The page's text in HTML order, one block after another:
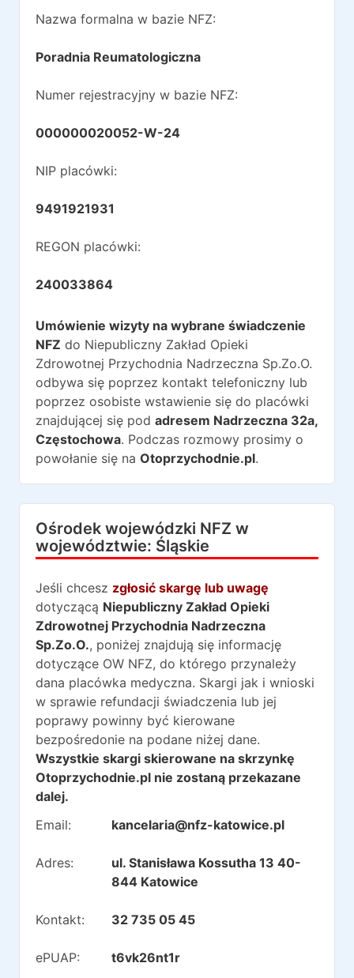
Nazwa formalna w bazie NFZ:
Poradnia Reumatologiczna
Numer rejestracyjny w bazie NFZ:
000000020052-W-24
NIP placówki:
9491921931
REGON placówki:
240033864
Umówienie wizyty na wybrane świadczenie
NFZ do Niepubliczny Zakład Opieki
Zdrowotnej Przychodnia Nadrzeczna Sp.Zo.O.
odbywa się poprzez kontakt telefoniczny lub
poprzez osobiste wstawienie się do placówki
znajdującej się pod adresem Nadrzeczna 32a,
Częstochowa. Podczas rozmowy prosimy o
powołanie się na Otoprzychodnie.pl.
Ośrodek wojewódzki NFZ w
województwie: Śląskie
Jeśli chcesz zgłosić skargę lub uwagę
dotyczącą Niepubliczny Zakład Opieki
Zdrowotnej Przychodnia Nadrzeczna
Sp.Zo.O., poniżej znajdują się informację
dotyczące OW NFZ, do którego przynależy
dana placówka medyczna. Skargi jak i wnioski
w sprawie refundacji świadczenia lub jej
poprawy powinny być kierowane
bezpośredonie na podane niżej dane.
Wszystkie skargi skierowane na skrzynkę
Otoprzychodnie.pl nie zostaną przekazane
dalej.
Email:
kancelaria@nfz-katowice.pl
Adres:
ul. Stanisława Kossutha 13 40-
844 Katowice
Kontakt: 32 735 05 45
ePUAP: t6vk26nt1r